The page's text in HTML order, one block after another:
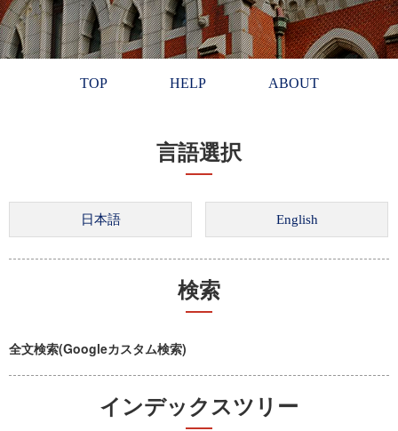
TOP HELP ABOUT
言語選択
検索
全文検索(Googleカスタム検索)
インデックスツリー